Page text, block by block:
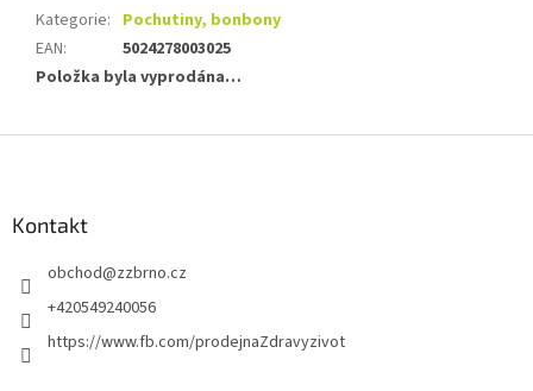
Kategorie: Pochutiny, bonbony
EAN:
5024278003025
Položka byla vyprodána…
Kontakt
obchod@zzbrno.cz
+420549240056
https://www.fb.com/prodejnaZdravyzivot